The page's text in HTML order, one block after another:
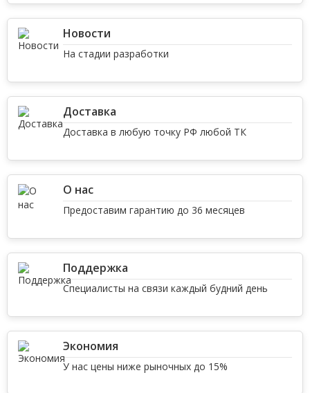
Новости
На стадии разработки
Доставка
Доставка в любую точку РФ любой ТК
О нас
Предоставим гарантию до 36 месяцев
Поддержка
Специалисты на связи каждый будний день
Экономия
У нас цены ниже рыночных до 15%